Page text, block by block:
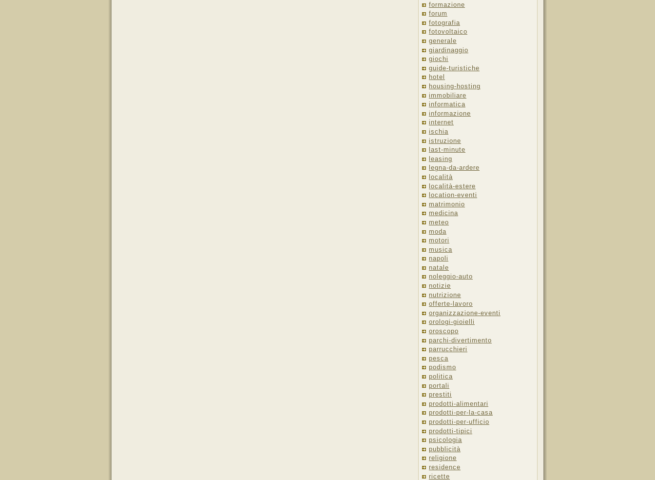
formazione
forum
fotografia
fotovoltaico
generale
giardinaggio
giochi
guide-turistiche
hotel
housing-hosting
immobiliare
informatica
informazione
internet
ischia
istruzione
last-minute
leasing
legna-da-ardere
località
località-estere
location-eventi
matrimonio
medicina
meteo
moda
motori
musica
napoli
natale
noleggio-auto
notizie
nutrizione
offerte-lavoro
organizzazione-eventi
orologi-gioielli
oroscopo
parchi-divertimento
parrucchieri
pesca
podismo
politica
portali
prestiti
prodotti-alimentari
prodotti-per-la-casa
prodotti-per-ufficio
prodotti-tipici
psicologia
pubblicità
religione
residence
ricette